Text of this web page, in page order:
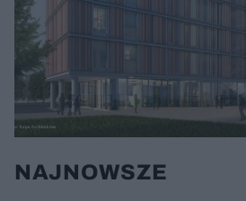
NAJNOWSZE